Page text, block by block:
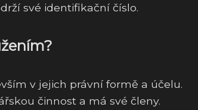
své identifikační číslo.
v jejich právní formě a účelu.
činnost a má své členy.